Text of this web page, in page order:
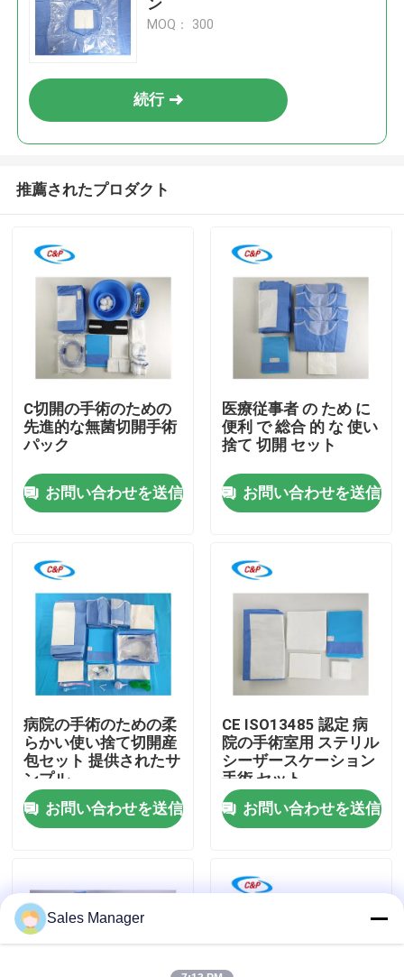
家へ
製品
ビデオ
VRショー
わたしたち に つい て
工場 ツアー
品質管理
ニュース
ン
MOQ： 300
続行
推薦されたプロダクト
C切開の手術のための
先進的な無菌切開手術
パック
お問い合わせを送信
医療従事者 の ため に
便利 で 総合 的 な 使い
捨て 切開 セット
お問い合わせを送信
病院の手術のための柔
らかい使い捨て切開産
包セット 提供されたサ
ンプル
お問い合わせを送信
CE ISO13485 認定 病
院の手術室用 ステリル
シーザースケーション
手術 セット
お問い合わせを送信
Sales Manager